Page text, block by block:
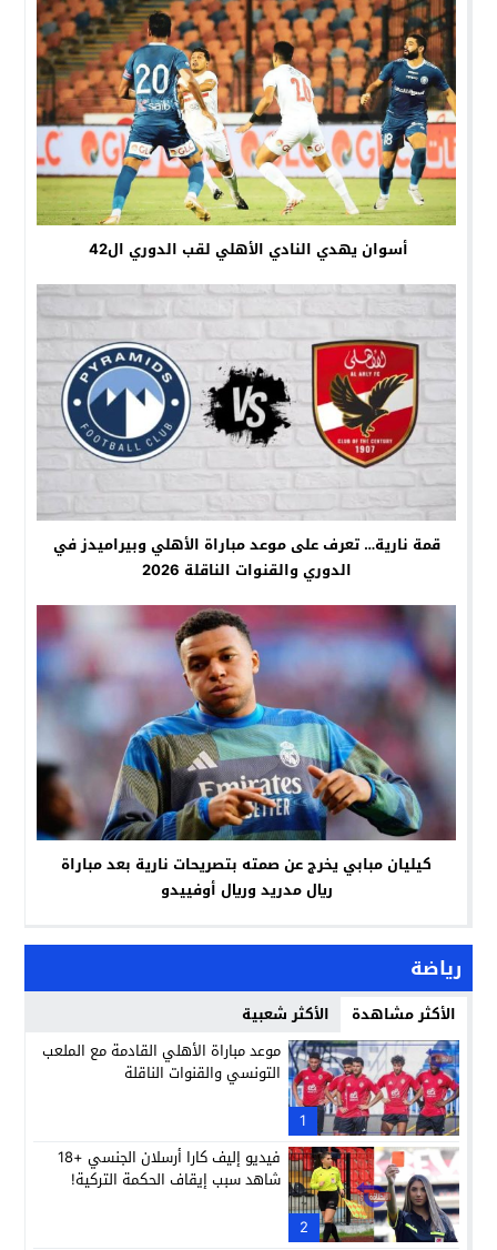
أسوان يهدي النادي الأهلي لقب الدوري ال42
قمة نارية… تعرف على موعد مباراة الأهلي وبيراميدز في
الدوري والقنوات الناقلة 2026
كيليان مبابي يخرج عن صمته بتصريحات نارية بعد مباراة
ريال مدريد وريال أوفييدو
رياضة
الأكثر مشاهدة الأكثر شعبية
1
موعد مباراة الأهلي القادمة مع الملعب
التونسي والقنوات الناقلة
2
فيديو إليف كارا أرسلان الجنسي +18
شاهد سبب إيقاف الحكمة التركية!